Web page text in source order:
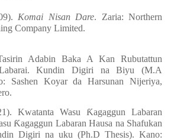
Komai Nisan Dare. Zaria: Northern
Company Limited.
Adabin Baka A Kan Rubutattun
Kundin Digiri na Biyu (M.A
Sashen Koyar da Harsunan Nijeriya,
.
Kwatanta Wasu Ƙagaggun Labaran
Ƙagaggun Labaran Hausa na Shafukan
Digiri na uku (Ph.D Thesis). Kano: